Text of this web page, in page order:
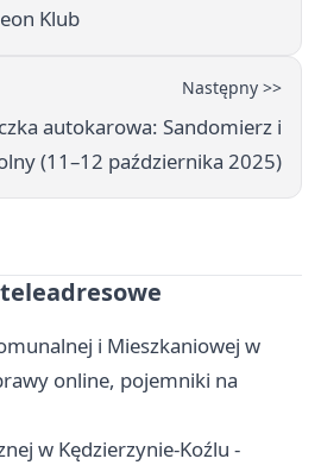
Klub
Następny >>
autokarowa: Sandomierz i
(11–12 października 2025)
i Mieszkaniowej w
online, pojemniki na
w Kędzierzynie-Koźlu -